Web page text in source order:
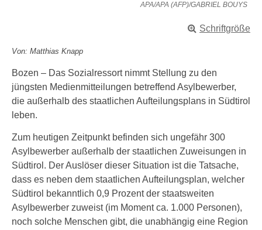
APA/APA (AFP)/GABRIEL BOUYS
Schriftgröße
Von: Matthias Knapp
Bozen – Das Sozialressort nimmt Stellung zu den
jüngsten Medienmitteilungen betreffend Asylbewerber,
die außerhalb des staatlichen Aufteilungsplans in Südtirol
leben.
Zum heutigen Zeitpunkt befinden sich ungefähr 300
Asylbewerber außerhalb der staatlichen Zuweisungen in
Südtirol. Der Auslöser dieser Situation ist die Tatsache,
dass es neben dem staatlichen Aufteilungsplan, welcher
Südtirol bekanntlich 0,9 Prozent der staatsweiten
Asylbewerber zuweist (im Moment ca. 1.000 Personen),
noch solche Menschen gibt, die unabhängig eine Region